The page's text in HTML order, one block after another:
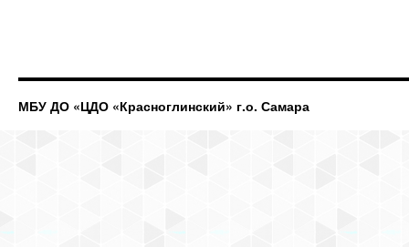
МБУ ДО «ЦДО «Красноглинский» г.о. Самара